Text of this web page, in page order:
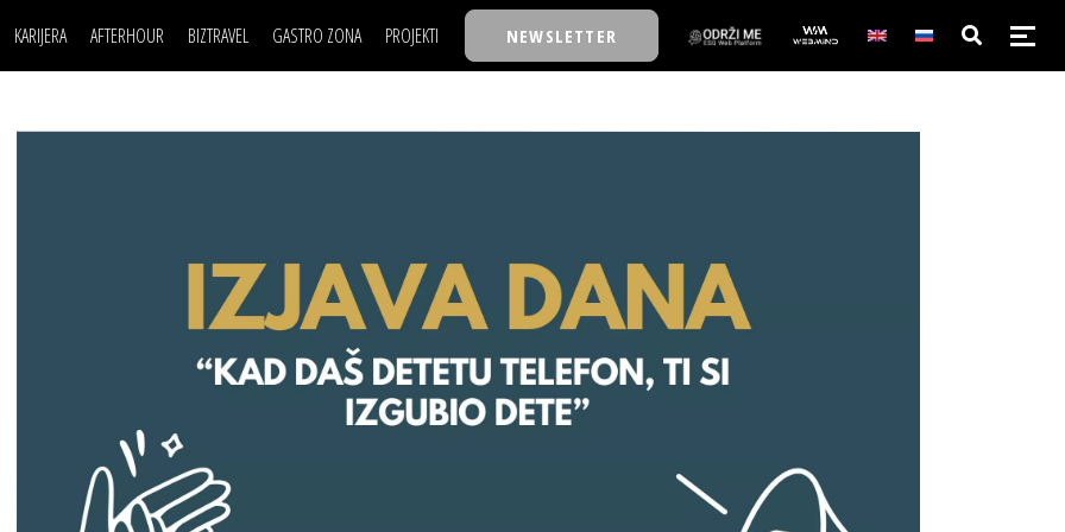
KARIJERA AFTERHOUR BIZTRAVEL GASTRO ZONA PROJEKTI
BIZBENDOVI
BIZKOLEGIJUM
BMW BIZNIS LIGA
BIZLIFE WEEK
NEWSLETTER
POSAO
MOJ UGAO
FILM I SCENA
AUTO SVET
NAJKOLEGA
30 ISPOD 30
BMW BIZNIS LIGA
BIZLIFE WEEK
IZJAVA GODINE